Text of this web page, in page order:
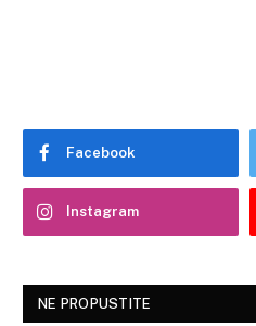
Facebook
Instagram
NE PROPUSTITE